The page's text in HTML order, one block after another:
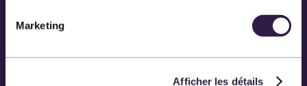
Marketing
Afficher les détails